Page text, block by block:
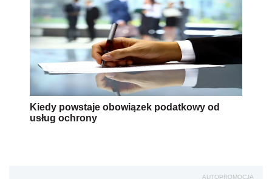
Kiedy powstaje obowiązek podatkowy od
usług ochrony
AUTOPROMOCJA